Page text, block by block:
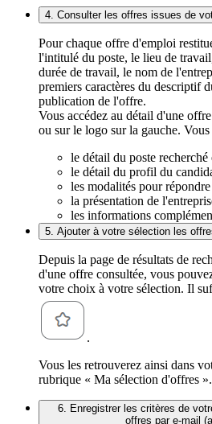
4. Consulter les offres issues de
Pour chaque offre d'emploi
l'intitulé du poste, le lieu de
durée de travail, le nom de
premiers caractères du descriptif
publication de l'offre.
Vous accédez au détail d'une
ou sur le logo sur la gauche.
le détail du poste
le détail du profil du
les modalités pour
la présentation de
les informations
5. Ajouter à votre sélection les
Depuis la page de résultats de
d'une offre consultée, vous
votre choix à votre sélection. Il
.
Vous les retrouverez ainsi dans
rubrique « Ma sélection d'offres ».
6. Enregistrer les critères de
offres par e-mail